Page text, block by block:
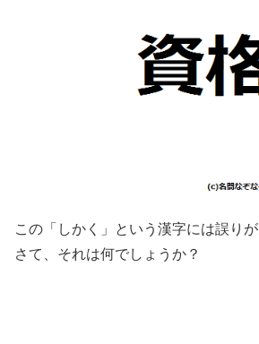
この「しかく」という漢字には誤りが
さて、それは何でしょうか？